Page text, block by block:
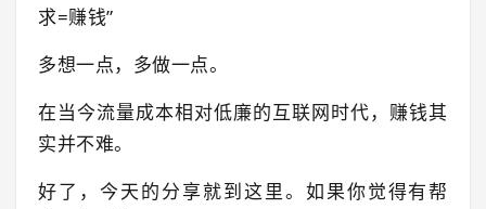
求=赚钱”
多想一点，多做一点。
在当今流量成本相对低廉的互联网时代，赚钱其
实并不难。
好了，今天的分享就到这里。如果你觉得有帮